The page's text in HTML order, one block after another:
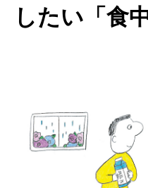
したい「食